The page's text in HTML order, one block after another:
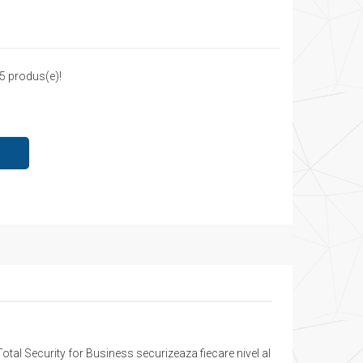
produs(e)!
Security for Business securizeaza fiecare nivel al